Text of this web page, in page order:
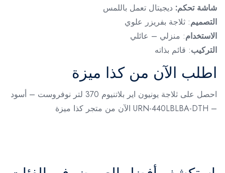
شاشة تحكم: ديجيتال تعمل باللمس
التصميم: ثلاجة بفريزر علوي
الاستخدام: منزلي – عائلي
التركيب: قائم بذاته
اطلب الآن من كذا ميزة
احصل على ثلاجة يونيون اير بلاتنيوم 370 لتر نوفروست – أسود
– URN-440LBLBA-DTH الآن من متجر كذا ميزة